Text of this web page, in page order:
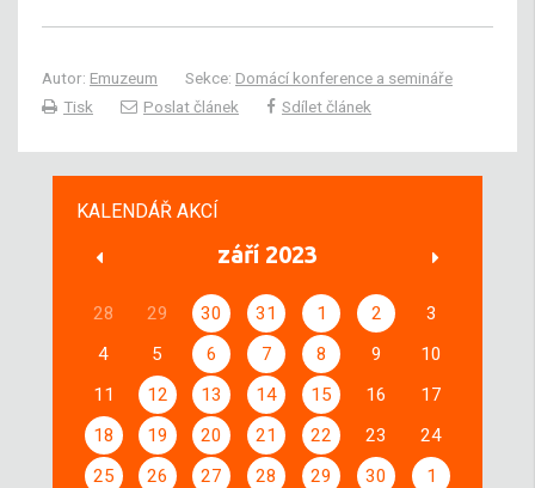
Autor: Emuzeum Sekce: Domácí konference a semináře
Tisk
Poslat článek Sdílet článek
KALENDÁŘ AKCÍ
září 2023
28 29 30 31 1 2
3
4
5 6 7 8 9
10
11
12 13 14 15 16
17
18
19 20 21 22 23
24
25
26 27 28 29 30 1